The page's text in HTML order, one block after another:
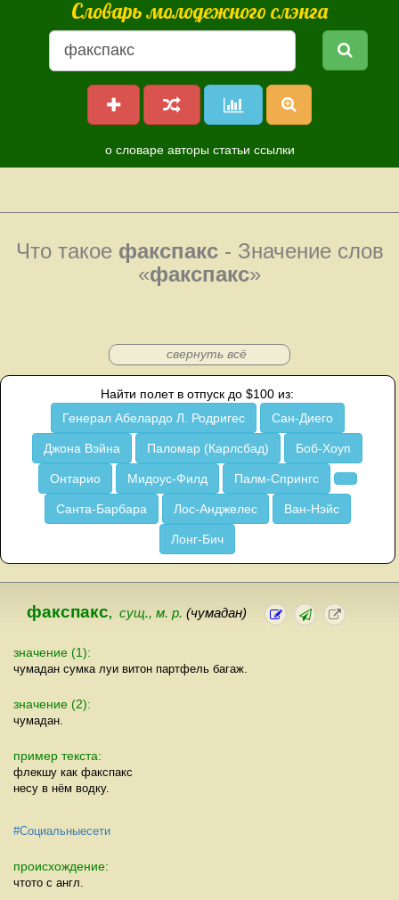
Словарь молодежного слэнга
о словаре авторы статьи ссылки
Что такое факспакс- Значение слов
«факспакс»
свернуть всё
Найти полет в отпуск до $100 из:
Генерал Абелардо Л. Родригес
Сан-Диего
Джона Вэйна Паломар (Карлсбад) Боб-Хоуп
Онтарио Мидоус-Филд Палм-Спрингс
Санта-Барбара Лос-Анджелес Ван-Нэйс
Лонг-Бич
факспакс, сущ., м. р. (чумадан)
значение (1):
чумадан сумка луи витон партфель багаж.
значение (2):
чумадан.
пример текста:
флекшу как факспакс
несу в нём водку.
#Социальныесети
происхождение:
чтото с англ.